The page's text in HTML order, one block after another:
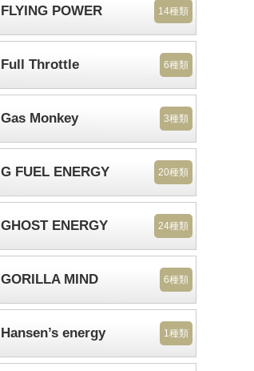
FLYING POWER 14種類
Full Throttle 6種類
Gas Monkey 3種類
G FUEL ENERGY 20種類
GHOST ENERGY 24種類
GORILLA MIND 6種類
Hansen’s energy 1種類